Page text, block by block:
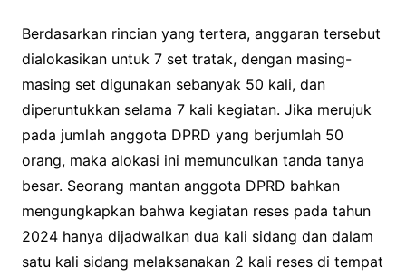
Berdasarkan rincian yang tertera, anggaran tersebut
dialokasikan untuk 7 set tratak, dengan masing-
masing set digunakan sebanyak 50 kali, dan
diperuntukkan selama 7 kali kegiatan. Jika merujuk
pada jumlah anggota DPRD yang berjumlah 50
orang, maka alokasi ini memunculkan tanda tanya
besar. Seorang mantan anggota DPRD bahkan
mengungkapkan bahwa kegiatan reses pada tahun
2024 hanya dijadwalkan dua kali sidang dan dalam
satu kali sidang melaksanakan 2 kali reses di tempat